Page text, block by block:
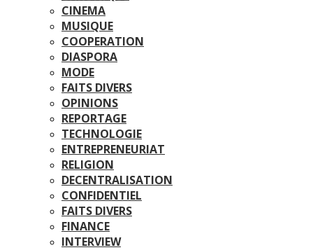
CINEMA
MUSIQUE
COOPERATION
DIASPORA
MODE
FAITS DIVERS
OPINIONS
REPORTAGE
TECHNOLOGIE
ENTREPRENEURIAT
RELIGION
DECENTRALISATION
CONFIDENTIEL
FAITS DIVERS
FINANCE
INTERVIEW